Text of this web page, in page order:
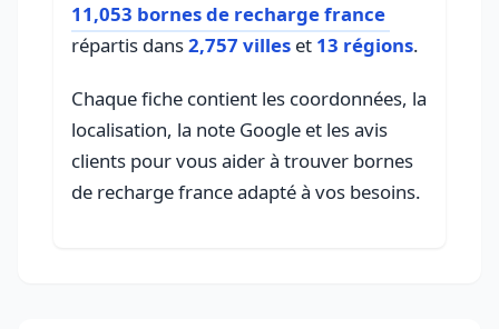
11,053 bornes de recharge france
répartis dans2,757 villes et 13 régions.
Chaque fiche contient les coordonnées, la
localisation, la note Google et les avis
clients pour vous aider à trouver bornes
de recharge france adapté à vos besoins.